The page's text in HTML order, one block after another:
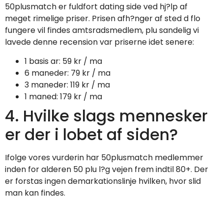
50plusmatch er fuldfort dating side ved hj?lp af
meget rimelige priser. Prisen afh?nger af sted d flo
fungere vil findes amtsradsmedlem, plu sandelig vi
lavede denne recension var priserne idet senere:
1 basis ar: 59 kr / ma
6 maneder: 79 kr / ma
3 maneder: 119 kr / ma
1 maned: 179 kr / ma
4. Hvilke slags mennesker
er der i lobet af siden?
Ifolge vores vurderin har 50plusmatch medlemmer
inden for alderen 50 plu l?g vejen frem indtil 80+. Der
er forstas ingen demarkationslinje hvilken, hvor slid
man kan findes.